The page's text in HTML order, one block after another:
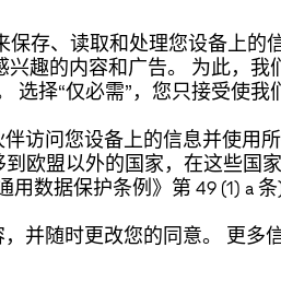
保存、读取和处理您设备上的
趣的内容和广告。 为此，我
择“仅必需”，您只接受使我
访问您设备上的信息并使用
欧盟以外的国家，在这些国
数据保护条例》第 49 (1) a 条)
并随时更改您的同意。 更多